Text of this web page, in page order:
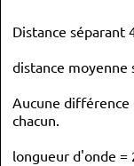
Distance séparant
distance moyenne
Aucune différence
chacun.
longueur d'onde =